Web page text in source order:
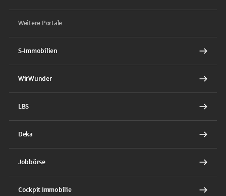
Weitere Portale
S-Immobilien
WirWunder
LBS
Deka
Jobbörse
Cockpit Immobilie